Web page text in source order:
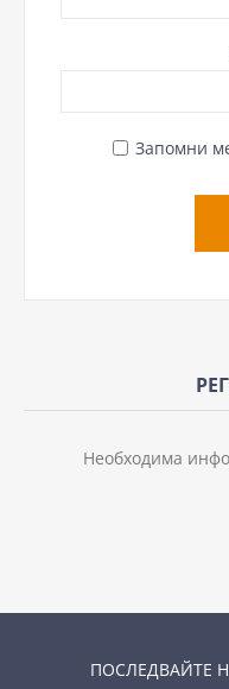
Запомни
Необходима
ПОСЛЕДВАЙТЕ